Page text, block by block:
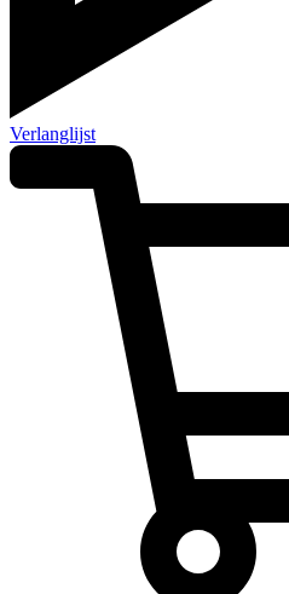
Verlanglijst